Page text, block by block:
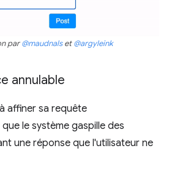
par@maudnalset@argyleink
annulable
affiner sa requête
le système gaspille des
une réponse que l'utilisateur ne